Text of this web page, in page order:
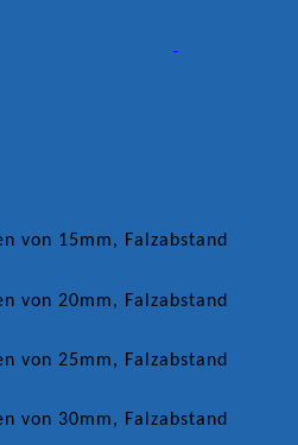
von 15mm, Falzabstand
von 20mm, Falzabstand
von 25mm, Falzabstand
von 30mm, Falzabstand